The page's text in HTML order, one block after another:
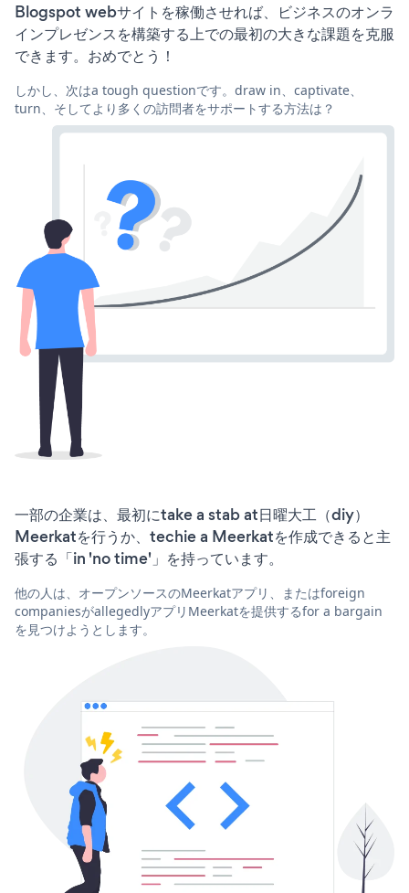
Blogspot webサイトを稼働させれば、ビジネスのオンラ
インプレゼンスを構築する上での最初の大きな課題を克服
できます。おめでとう！
しかし、次はa tough questionです。draw in、captivate、
turn、そしてより多くの訪問者をサポートする方法は？
一部の企業は、最初にtake a stab at日曜大工（diy）
Meerkatを行うか、techie a Meerkatを作成できると主
張する「in 'no time'」を持っています。
他の人は、オープンソースのMeerkatアプリ、またはforeign
companiesがallegedlyアプリMeerkatを提供するfor a bargain
を見つけようとします。